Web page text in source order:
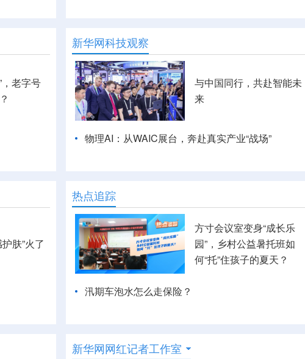
，老字号
新华网科技观察
与中国同行，共赴智能未
来
物理AI：从WAIC展台，奔赴真实产业“战场”
肤”火了
热点追踪
方寸会议室变身“成长乐
园”，乡村公益暑托班如
何“托”住孩子的夏天？
汛期车泡水怎么走保险？
新华网网红记者工作室